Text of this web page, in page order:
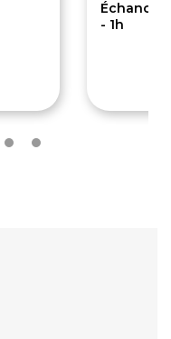
Échancré
- 1h